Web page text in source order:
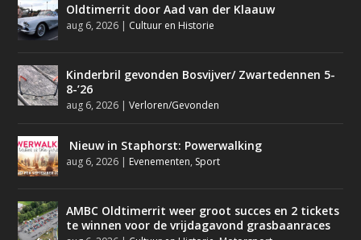
Oldtimerrit door Aad van der Klaauw
aug 6, 2026 | Cultuur en Historie
Kinderbril gevonden Bosvijver/ Zwartedennen 5-
8-’26
aug 6, 2026 |Verloren/Gevonden
Nieuw in Staphorst: Powerwalking
aug 6, 2026 | Evenementen, Sport
AMBC Oldtimerrit weer groot succes en 2 tickets
te winnen voor de vrijdagavond grasbaanraces